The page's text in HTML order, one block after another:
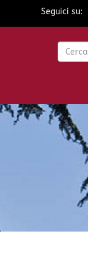
Seguici su:
Form